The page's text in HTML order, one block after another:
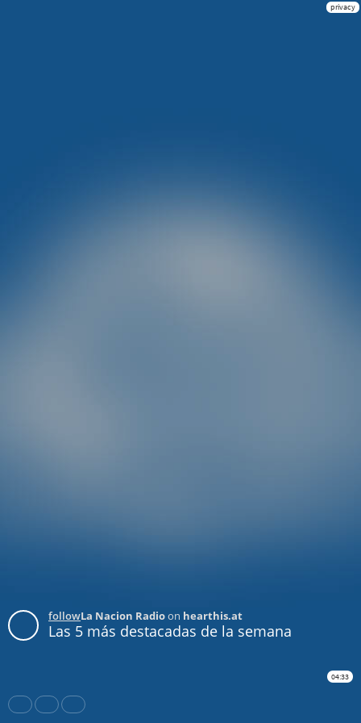
privacy
followLa Nacion Radioon hearthis.at
Las 5 más destacadas de la semana
04:33
Share